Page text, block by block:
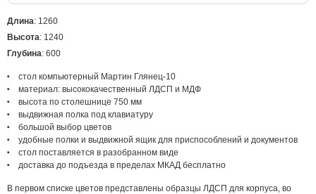
Длина: 1260
Высота: 1240
Глубина: 600
стол компьютерный Мартин Глянец-10
материал: высококачественный ЛДСП и МДФ
высота по столешнице 750 мм
выдвижная полка под клавиатуру
большой выбор цветов
удобные полки и выдвижной ящик для приспособлений и документов
стол поставляется в разобранном виде
доставка до подъезда в пределах МКАД бесплатно
В первом списке цветов представлены образцы ЛДСП для корпуса, во